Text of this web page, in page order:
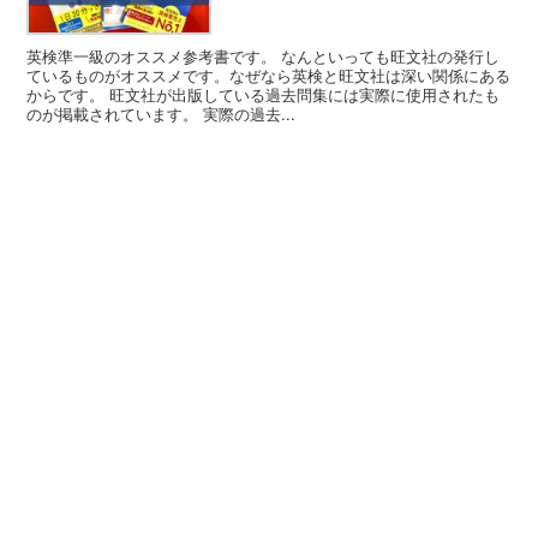
英検準一級のオススメ参考書です。 なんといっても旺文社の発行し
ているものがオススメです。なぜなら英検と旺文社は深い関係にある
からです。 旺文社が出版している過去問集には実際に使用されたも
のが掲載されています。 実際の過去...